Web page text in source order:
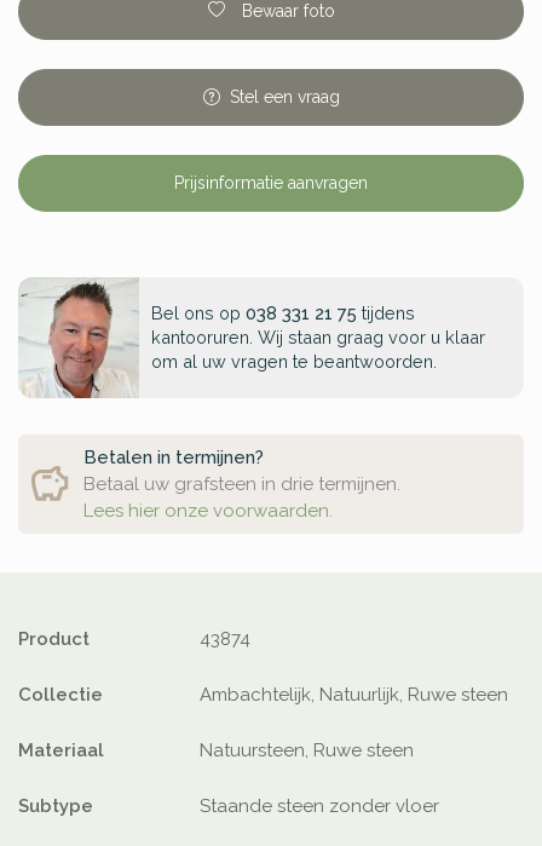
Bewaar foto
Stel een vraag
Prijsinformatie aanvragen
Bel ons op 038 331 21 75 tijdens
kantooruren. Wij staan graag voor u klaar
om al uw vragen te beantwoorden.
Betalen in termijnen?
Betaal uw grafsteen in drie termijnen.
Lees hier onze voorwaarden.
Product 43874
Collectie Ambachtelijk, Natuurlijk, Ruwe steen
Materiaal Natuursteen, Ruwe steen
Subtype Staande steen zonder vloer